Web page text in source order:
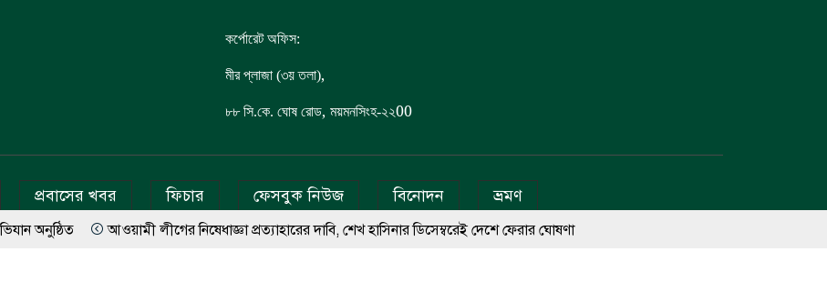
কর্পোরেট অফিস:
মীর প্লাজা (৩য় তলা),
৮৮ সি.কে. ঘোষ রোড, ময়মনসিংহ-২২00
প্রবাসের খবর ফিচার ফেসবুক নিউজ বিনোদন ভ্রমণ
আওয়ামী লীগের নিষেধাজ্ঞা প্রত্যাহারের দাবি, শেখ হাসিনার ডিসেম্বরেই দেশে ফেরার ঘোষণা